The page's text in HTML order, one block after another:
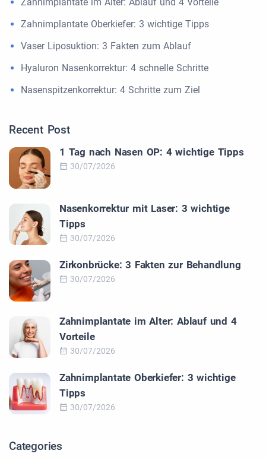
Zahnimplantate Oberkiefer: 3 wichtige Tipps
Vaser Liposuktion: 3 Fakten zum Ablauf
Hyaluron Nasenkorrektur: 4 schnelle Schritte
Nasenspitzenkorrektur: 4 Schritte zum Ziel
Recent Post
1 Tag nach Nasen OP: 4 wichtige Tipps
30/07/2026
Nasenkorrektur mit Laser: 3 wichtige
Tipps
30/07/2026
Zirkonbrücke: 3 Fakten zur Behandlung
30/07/2026
Zahnimplantate im Alter: Ablauf und 4
Vorteile
30/07/2026
Zahnimplantate Oberkiefer: 3 wichtige
Tipps
30/07/2026
Categories